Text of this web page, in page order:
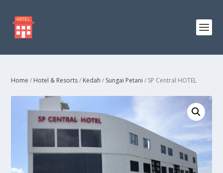
Home / Hotel & Resorts/ Kedah / Sungai Petani / SP Central HOTEL